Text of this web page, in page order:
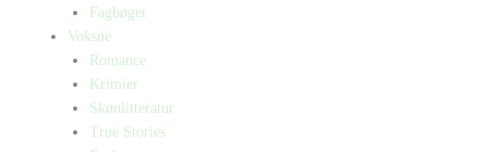
Fagbøger
Voksne
Romance
Krimier
Skønlitteratur
True Stories